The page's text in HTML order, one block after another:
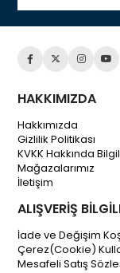
HAKKIMIZDA
Hakkımızda
Gizlilik Politikası
KVKK Hakkında
Mağazalarımız
İletişim
ALIŞVERİŞ
İade ve Değişim
Çerez(Cookie)
Mesafeli Satış